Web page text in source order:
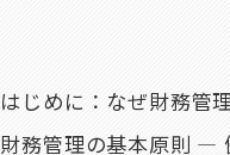
はじめに：なぜ財務管
財務管理の基本原則 ―